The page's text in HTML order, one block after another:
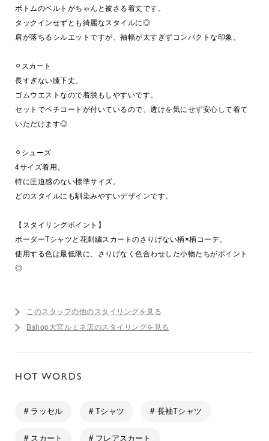
ボトムのベルトがちゃんと被さる着丈です。
タックインせずとも綺麗なスタイルに◎
肩が落ちるシルエットですが、袖幅が太すぎずコンパクトな印象。
⚪︎スカート
長すぎない膝下丈。
ゴムウエストなので着脱もしやすいです。
セットでペチコートが付いているので、透けを気にせず安心して着て
いただけます◎
⚪︎シューズ
4サイズ着用。
特に圧迫感のない標準サイズ。
どのスタイルにも馴染みやすいデザインです。
【スタイリングポイント】
ボーダーTシャツと花刺繍スカートのさりげない柄×柄コーデ。
使用する色は最低限に、さりげなく色合わせした小物たちがポイント
◎
このスタッフの他のスタイリングを見る
Bshop大宮ルミネ店のスタイリングを見る
HOT WORDS
# ラッセル # Tシャツ # 長袖Tシャツ
# スカート # フレアスカート